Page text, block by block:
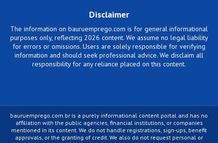
Disclaimer
The information on bauruemprego.com is for general informational
purposes only, reflecting 2026 content. We assume no legal liability
for errors or omissions. Users are solely responsible for verifying
information and should seek professional advice. We disclaim all
responsibility for any reliance placed on this content.
bauruemprego.com.br is a purely informational content portal and has no
affiliation with the public agencies, financial institutions, or companies
mentioned in its content. We do not handle registrations, sign-ups, benefit
approvals, or the granting of credit. We also do not request personal or